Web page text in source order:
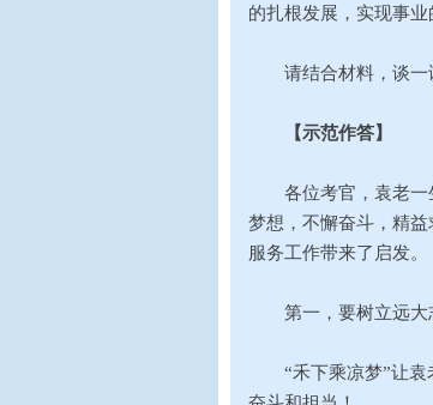
的扎根发展，实现事业
请结合材料，谈一
【示范作答】
各位考官，袁老一生
梦想，不懈奋斗，精
服务工作带来了启发。
第一，要树立远大
“禾下乘凉梦”让袁